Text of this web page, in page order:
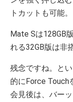
トカットも可能。
Mate Sは128GB
れる32GB版は非
残念ですね。と
的にForce Touch
会見後は、バー